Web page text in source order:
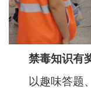
禁毒知识有
以趣味答题